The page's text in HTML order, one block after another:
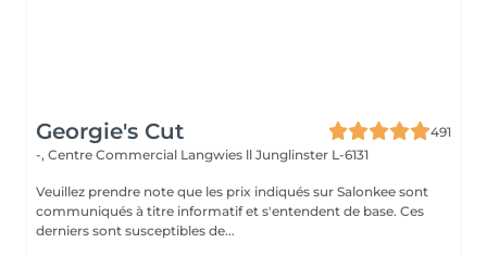
Georgie's Cut
491
-, Centre Commercial Langwies ll Junglinster L-6131
Veuillez prendre note que les prix indiqués sur Salonkee sont
communiqués à titre informatif et s'entendent de base. Ces
derniers sont susceptibles de...